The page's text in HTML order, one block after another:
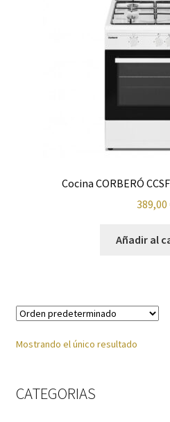
Climatización y calefacción
Cuidado de la ropa
Cuidado del cabello
Cocina CORBERÓ
389,00
Añadir al
Mostrando el único resultado
CATEGORIAS